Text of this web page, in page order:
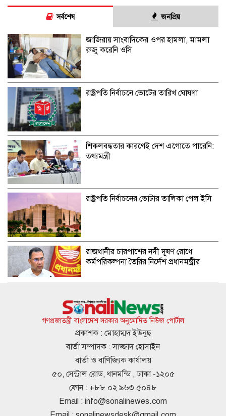
সর্বশেষ জনপ্রিয়
জাজিরায় সাংবাদিকের ওপর হামলা, মামলা
রুজু করেনি ওসি
রাষ্ট্রপতি নির্বাচনে ভোটের তারিখ ঘোষণা
শিকলবদ্ধতার কারণেই দেশ এগোতে পারেনি:
তথ্যমন্ত্রী
রাষ্ট্রপতি নির্বাচনের ভোটার তালিকা পেল ইসি
রাজধানীর চারপাশের নদী দূষণ রোধে
কর্মপরিকল্পনা তৈরির নির্দেশ প্রধানমন্ত্রীর
জুলাই গণঅভ্যুত্থানে নিহতের সংখ্যা নিয়ে
গোলকধাঁধা!
কারখানা বন্ধ এস আলম কোল্ড রোলড
স্টিলসের, বিনিয়োগকারীদের সতর্কবার্তা
অস্বাভাবিক বাড়ছে জিবিবি পাওয়ারের শেয়ার
গণপ্রজাতন্ত্রী বাংলাদেশ সরকার অনুমোদিত নিউজ পোর্টাল
প্রকাশক : মোহাম্মদ ইউনুছ
বার্তা সম্পাদক : সাজ্জাদ হোসাইন
বার্তা ও বাণিজ্যিক কার্যালয়
৫০, সেন্ট্রাল রোড, ধানমন্ডি , ঢাকা -১২০৫
ফোন : +৮৮ ০২ ৯৬৩ ৫০৪৮
Email : info@sonalinewes.com